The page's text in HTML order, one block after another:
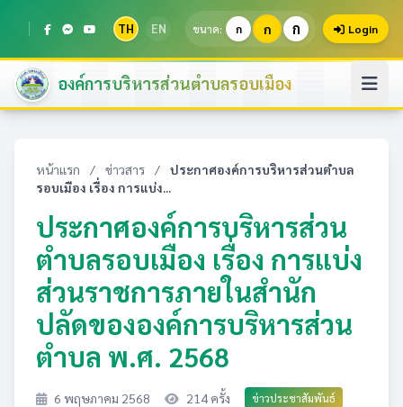
TH EN ขนาด: ก ก ก Login
องค์การบริหารส่วนตำบลรอบเมือง
หน้าแรก / ข่าวสาร /
ประกาศองค์การบริหารส่วนตำบล
รอบเมือง เรื่อง การแบ่ง...
ประกาศองค์การบริหารส่วน
ตำบลรอบเมือง เรื่อง การแบ่ง
ส่วนราชการภายในสำนัก
ปลัดขององค์การบริหารส่วน
ตำบล พ.ศ. 2568
6 พฤษภาคม 2568 214 ครั้ง ข่าวประชาสัมพันธ์